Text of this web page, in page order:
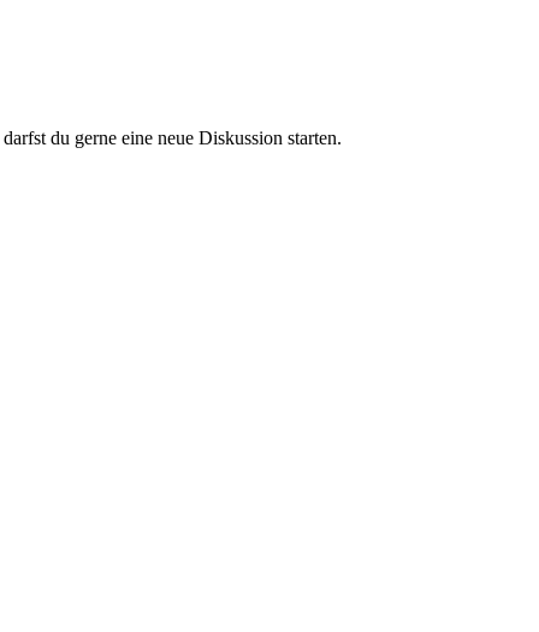
du gerne eine neue Diskussion starten.